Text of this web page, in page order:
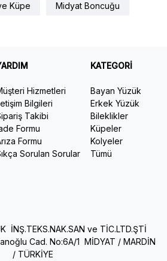
Küpe Midyat Boncuğu
Hizmetleri
Bilgileri
Takibi
Formu
Formu
Sorulan Sorular
KATEGORİ
Bayan Yüzük
Erkek Yüzük
Bileklikler
Küpeler
Kolyeler
Tümü
İNŞ.TEKS.NAK.SAN ve TİC.LTD.ŞTİ
Cad. No:6A/1 MİDYAT / MARDİN
/ TÜRKİYE